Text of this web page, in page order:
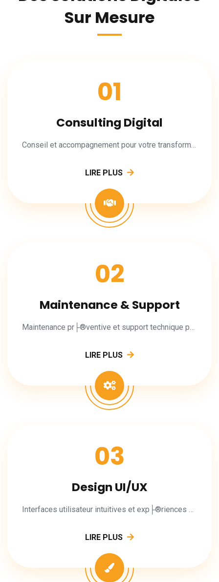
Sur Mesure
01
Consulting Digital
Conseil et accompagnement pour votre transformation digitale.
LIRE PLUS
02
Maintenance & Support
Maintenance pr├®ventive et support technique pour vos applications.
LIRE PLUS
03
Design UI/UX
Interfaces utilisateur intuitives et exp├®riences m├®morables.
LIRE PLUS